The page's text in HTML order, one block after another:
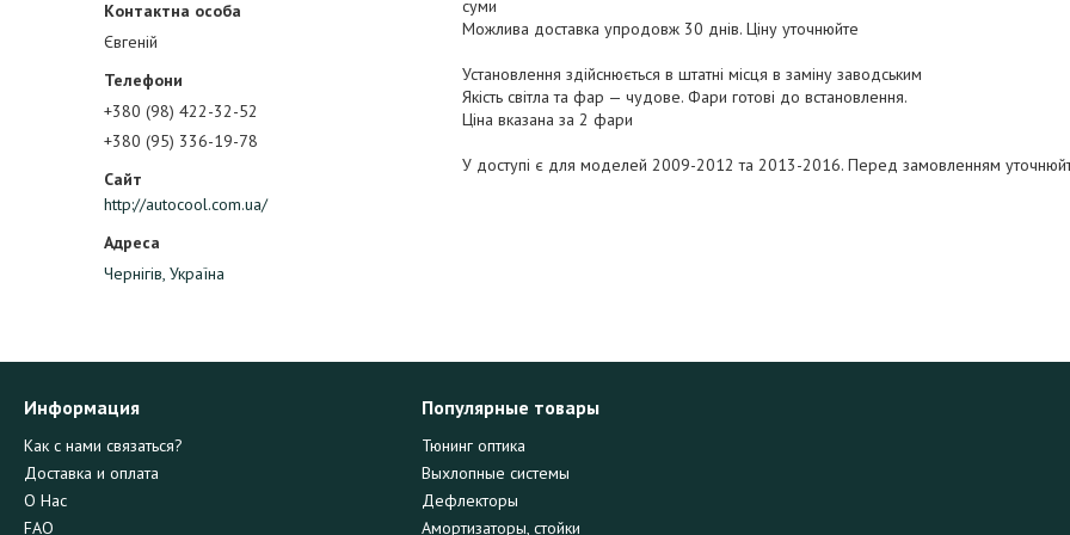
Євгеній
+380 (98) 422-32-52
+380 (95) 336-19-78
http://autocool.com.ua/
Чернігів, Україна
суми
Можлива доставка упродовж 30 днів. Ціну уточнюйте
Установлення здійснюється в штатні місця в заміну заводським
Якість світла та фар — чудове. Фари готові до встановлення.
Ціна вказана за 2 фари
У доступі є для моделей 2009-2012 та 2013-2016. Перед замовленням
Информация
Как с нами связаться?
Доставка и оплата
О Нас
FAQ
Популярные товары
Тюнинг оптика
Выхлопные системы
Дефлекторы
Амортизаторы, стойки